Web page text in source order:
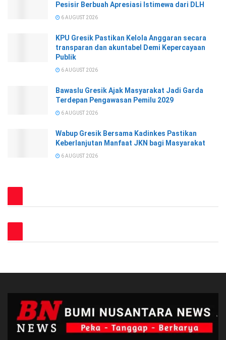
Pesisir Berbuah Apresiasi Istimewa dari DLH
6 AUGUST 2026
KPU Gresik Pastikan Kelola Anggaran secara
transparan dan akuntabel Demi Kepercayaan
Publik
6 AUGUST 2026
Bawaslu Gresik Ajak Masyarakat Jadi Garda
Terdepan Pengawasan Pemilu 2029
6 AUGUST 2026
Wabup Gresik Bersama Kadinkes Pastikan
Keberlanjutan Manfaat JKN bagi Masyarakat
6 AUGUST 2026